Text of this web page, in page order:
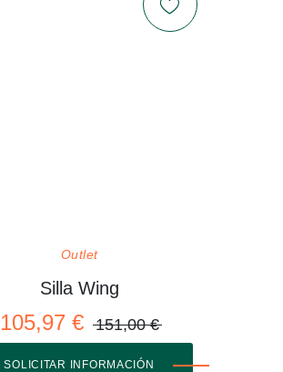
Outlet
Silla Wing
105,97 € 151,00 €
SOLICITAR INFORMACIÓN